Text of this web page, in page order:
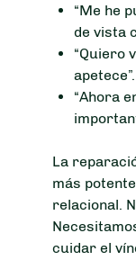
“Me he
de vista
“Quiero
apetece”.
“Ahora
La
más
relacional.
cuidar el